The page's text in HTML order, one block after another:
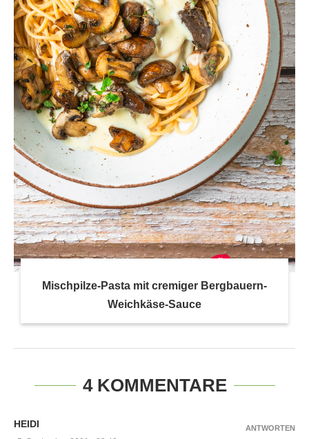
Mischpilze-Pasta mit cremiger Bergbauern-
Weichkäse-Sauce
4 KOMMENTARE
HEIDI ANTWORTEN